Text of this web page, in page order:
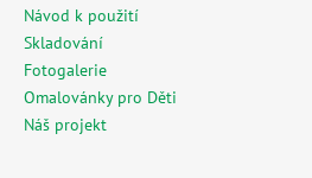
Návod k použití
Skladování
Fotogalerie
Omalovánky pro Děti
Náš projekt